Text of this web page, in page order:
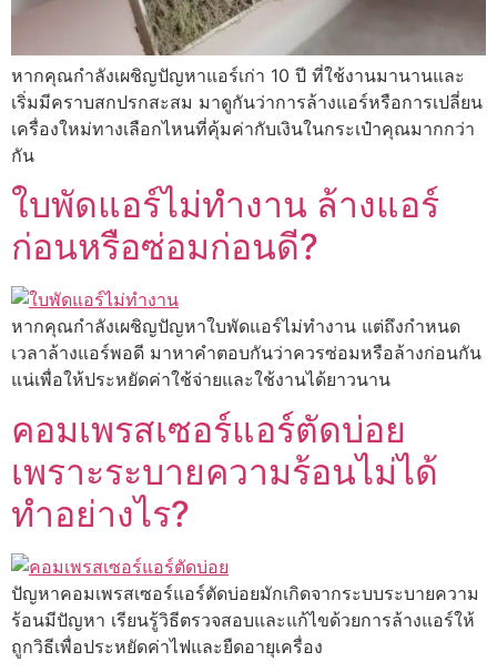
หากคุณกำลังเผชิญปัญหาแอร์เก่า 10 ปี ที่ใช้งานมานานและ
เริ่มมีคราบสกปรกสะสม มาดูกันว่าการล้างแอร์หรือการเปลี่ยน
เครื่องใหม่ทางเลือกไหนที่คุ้มค่ากับเงินในกระเป๋าคุณมากกว่า
กัน
ใบพัดแอร์ไม่ทำงาน ล้างแอร์
ก่อนหรือซ่อมก่อนดี?
หากคุณกำลังเผชิญปัญหาใบพัดแอร์ไม่ทำงาน แต่ถึงกำหนด
เวลาล้างแอร์พอดี มาหาคำตอบกันว่าควรซ่อมหรือล้างก่อนกัน
แน่เพื่อให้ประหยัดค่าใช้จ่ายและใช้งานได้ยาวนาน
คอมเพรสเซอร์แอร์ตัดบ่อย
เพราะระบายความร้อนไม่ได้
ทำอย่างไร?
ปัญหาคอมเพรสเซอร์แอร์ตัดบ่อยมักเกิดจากระบบระบายความ
ร้อนมีปัญหา เรียนรู้วิธีตรวจสอบและแก้ไขด้วยการล้างแอร์ให้
ถูกวิธีเพื่อประหยัดค่าไฟและยืดอายุเครื่อง